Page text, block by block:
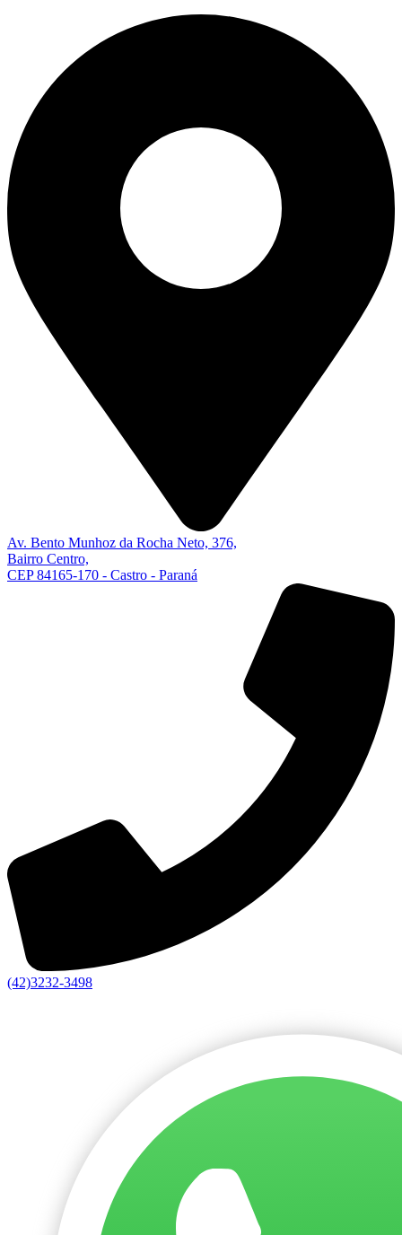
Av. Bento Munhoz da Rocha Neto, 376,
Bairro Centro,
CEP 84165-170 - Castro - Paraná
(42)3232-3498